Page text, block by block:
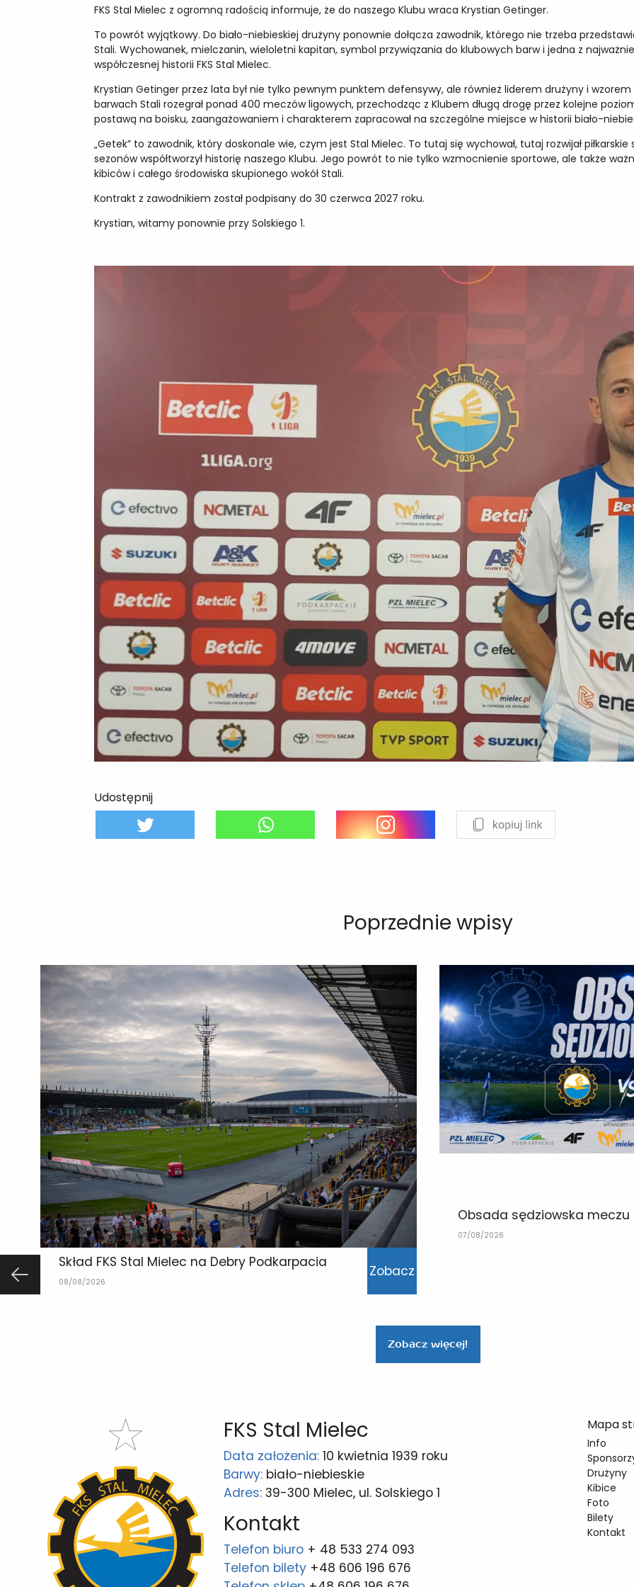
FKS Stal Mielec z ogromną radością informuje, że do naszego Klubu wraca Krystian Getinger.
To powrót wyjątkowy. Do biało-niebieskiej drużyny ponownie dołącza zawodnik, którego nie trzeba
Stali. Wychowanek, mielczanin, wieloletni kapitan, symbol przywiązania do klubowych barw i jedna z
współczesnej historii FKS Stal Mielec.
Krystian Getinger przez lata był nie tylko pewnym punktem defensywy, ale również liderem drużyny i
barwach Stali rozegrał ponad 400 meczów ligowych, przechodząc z Klubem długą drogę przez kolejne
postawą na boisku, zaangażowaniem i charakterem zapracował na szczególne miejsce w historii biało-
„Getek” to zawodnik, który doskonale wie, czym jest Stal Mielec. To tutaj się wychował, tutaj rozwijał piłkarskie
sezonów współtworzył historię naszego Klubu. Jego powrót to nie tylko wzmocnienie sportowe, ale także
kibiców i całego środowiska skupionego wokół Stali.
Kontrakt z zawodnikiem został podpisany do 30 czerwca 2027 roku.
Krystian, witamy ponownie przy Solskiego 1.
Udostępnij
Poprzednie wpisy
Skład FKS Stal Mielec na Debry Podkarpacia
08/08/2026
Zobacz
Obsada sędziowska meczu
07/08/2026
Zobacz więcej!
FKS Stal Mielec
Data założenia: 10 kwietnia 1939 roku
Barwy: biało-niebieskie
Adres: 39-300 Mielec, ul. Solskiego 1
Kontakt
Telefon biuro + 48 533 274 093
Telefon bilety +48 606 196 676
Mapa
Info
Drużyny
Kibice
Foto
Bilety
Kontakt